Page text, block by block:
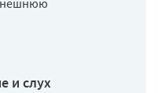
и слух